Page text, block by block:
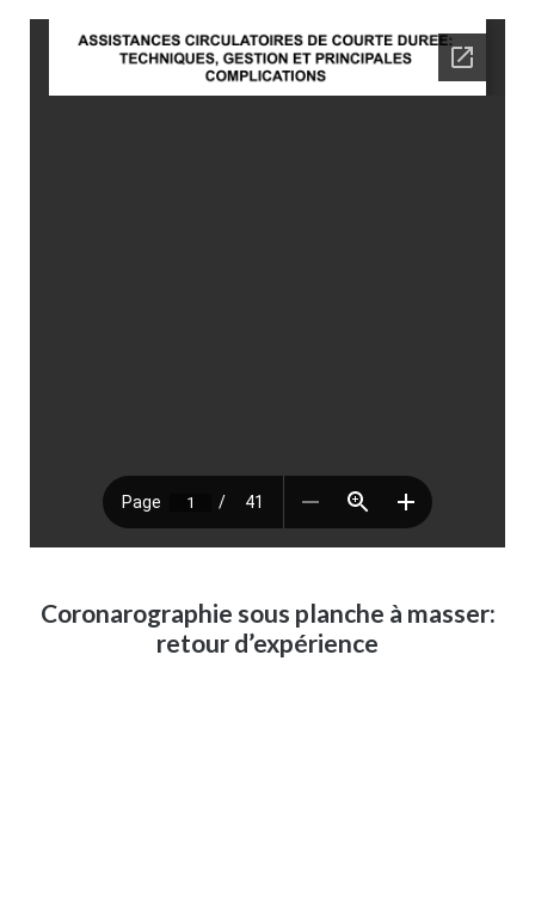
Coronarographie sous planche à masser:
retour d’expérience